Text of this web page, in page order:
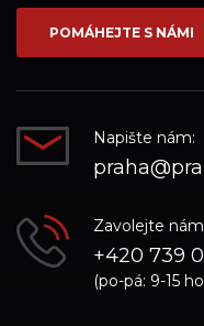
POMÁHEJTE S NÁMI
Napište nám:
Zavolejte
+420 739
(po-pá: 9-15